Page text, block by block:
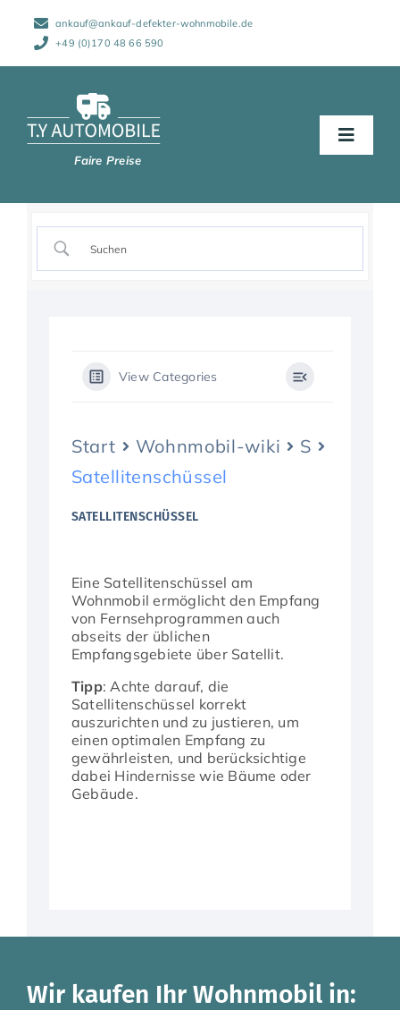
Inhalt
springen
ankauf@ankauf-defekter-wohnmobile.de
+49 (0)170 48 66 590
Toggle
Abwicklung
Aktuelles
View Categories
Start Wohnmobil-wiki
S
Satellitenschüssel
SATELLITENSCHÜSSEL
Eine Satellitenschüssel am
Wohnmobil ermöglicht den Empfang
von Fernsehprogrammen auch
abseits der üblichen
Empfangsgebiete über Satellit.
Tipp: Achte darauf, die
Satellitenschüssel korrekt
auszurichten und zu justieren, um
einen optimalen Empfang zu
gewährleisten, und berücksichtige
dabei Hindernisse wie Bäume oder
Gebäude.
Wir kaufen Ihr Wohnmobil in: